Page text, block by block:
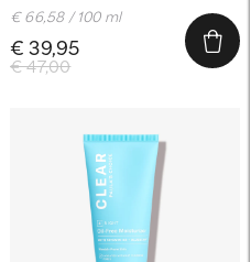
€ 47,00
€ 39,95
€ 66,58 / 100 ml